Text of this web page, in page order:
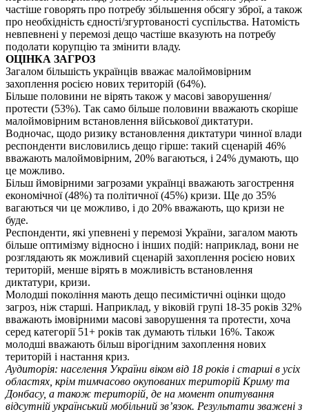
частіше говорять про потребу збільшення обсягу зброї, а також
про необхідність єдності/згуртованості суспільства. Натомість
невпевнені у перемозі дещо частіше вказують на потребу
подолати корупцію та змінити владу.
ОЦІНКА ЗАГРОЗ
Загалом більшість українців вважає малоймовірним
захоплення росією нових територій (64%).
Більше половини не вірять також у масові заворушення/
протести (53%). Так само більше половини вважають скоріше
малоймовірним встановлення військової диктатури.
Водночас, щодо ризику встановлення диктатури чинної влади
респонденти висловились дещо гірше: такий сценарій 46%
вважають малоймовірним, 20% вагаються, і 24% думають, що
це можливо.
Більш ймовірними загрозами українці вважають загострення
економічної (48%) та політичної (45%) кризи. Ще до 35%
вагаються чи це можливо, і до 20% вважають, що кризи не
буде.
Респонденти, які упевнені у перемозі України, загалом мають
більше оптимізму відносно і інших подій: наприклад, вони не
розглядають як можливий сценарій захоплення росією нових
територій, менше вірять в можливість встановлення
диктатури, кризи.
Молодші покоління мають дещо песимістичні оцінки щодо
загроз, ніж старші. Наприклад, у віковій групі 18-35 років 32%
вважають імовірними масові заворушення та протести, хоча
серед категорії 51+ років так думають тільки 16%. Також
молодші вважають більш вірогідним захоплення нових
територій і настання криз.
Аудиторія: населення України віком від 18 років і старші в усіх
областях, крім тимчасово окупованих територій Криму та
Донбасу, а також територій, де на момент опитування
відсутній український мобільний зв’язок. Результати зважені з